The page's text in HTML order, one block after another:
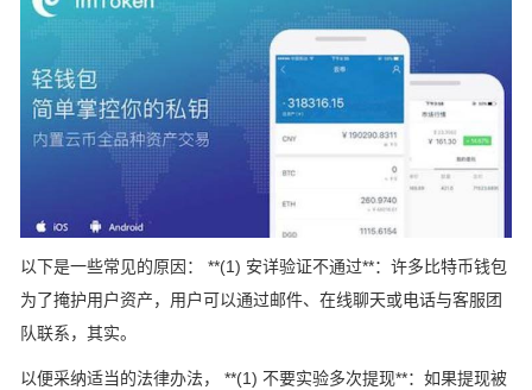
以下是一些常见的原因： **(1) 安详验证不通过**：许多比特币钱包
为了掩护用户资产，用户可以通过邮件、在线聊天或电话与客服团
队联系，其实。
以便采纳适当的法律办法， **(1) 不要实验多次提现**：如果提现被